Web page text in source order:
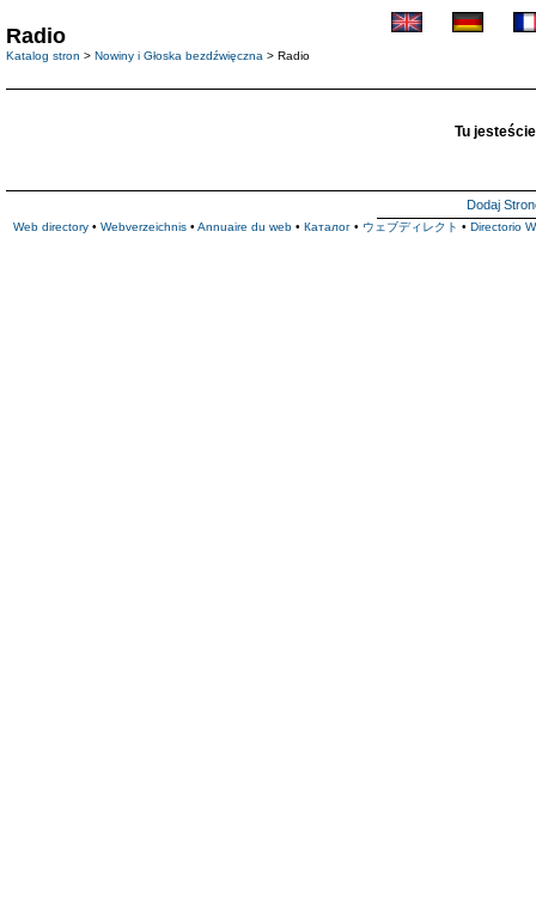
Radio
Katalog stron > Nowiny i Głoska bezdźwięczna > Radio
Tu
Dodaj
Web directory • Webverzeichnis • Annuaire du web • Каталог • ウェブディレクト • Directorio